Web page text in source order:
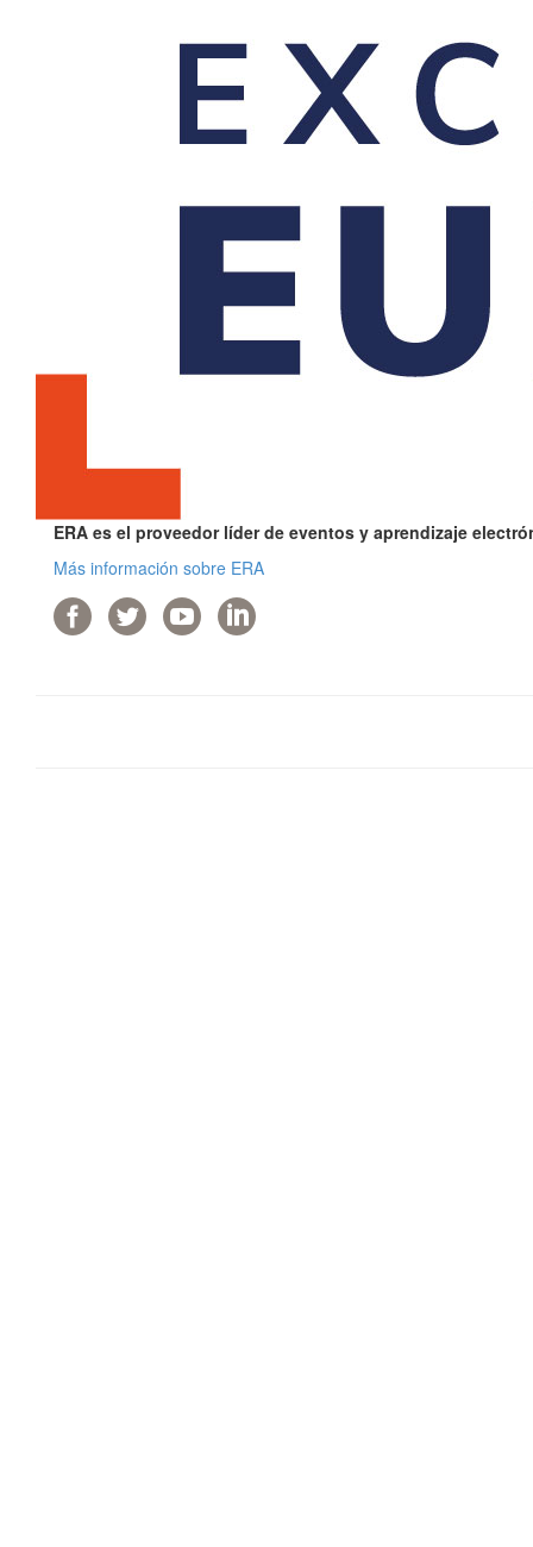
ERA es el proveedor líder de eventos y aprendizaje
Más información sobre ERA